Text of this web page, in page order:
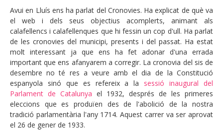
Avui en Lluís ens ha parlat del Cronovies. Ha explicat de què va
el web i dels seus objectius acomplerts, animant als
calafellencs i calafellenques que hi fessin un cop d'ull. Ha parlat
de les cronovies del municipi, presents i del passat. Ha estat
molt interessant ja que ens ha fet adonar d'una errada
important que ens afanyarem a corregir. La cronovia del sis de
desembre no té res a veure amb el dia de la Constitució
espanyola sinó que es refereix a la sessió inaugural del
Parlament de Catalunya el 1932, després de les primeres
eleccions que es produïen des de l'abolició de la nostra
tradició parlamentària l'any 1714. Aquest carrer va ser aprovat
el 26 de gener de 1933.